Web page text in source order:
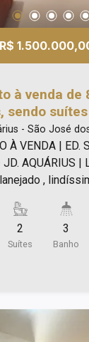
R$
à venda de
sendo
| Edifício
Aquárius |
- São José
| ED. SIGNATURE
| Lindíssimo
,
voltar o
nichos em
black-
para ar
2
Suítes
3
Banho